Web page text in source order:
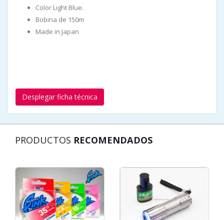
Color Light Blue.
Bobina de 150m
Made in Japan
Desplegar ficha técnica
PRODUCTOS RECOMENDADOS